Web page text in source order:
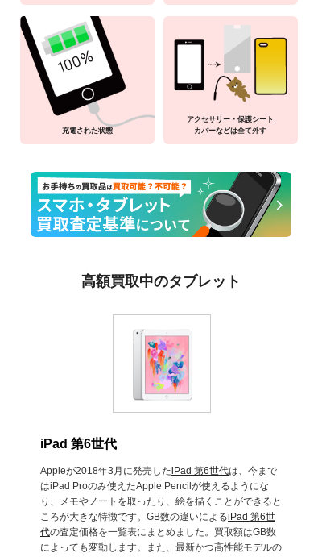
充電された状態
アクセサリー・保護シート
カバーなどは全て外す
高額買取中のタブレット
iPad 第6世代
Appleが2018年3月に発売したiPad 第6世代は、今まで
はiPad Proのみ使えたApple Pencilが使えるようにな
り、メモやノートを取ったり、絵を描くことができると
ころが大きな特徴です。GB数の違いによるiPad 第6世
代の査定価格を一覧表にまとめました。買取額はGB数
によっても変動します。また、最新かつ高性能モデルの